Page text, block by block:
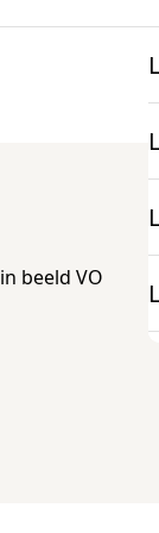
kunt
beeld VO